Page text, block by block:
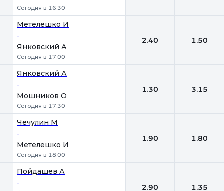
Сегодня в 16:30
Метелешко И
-
Янковский А
Сегодня в 17:00
2.40 1.50
Янковский А
-
Мошников О
Сегодня в 17:30
1.30 3.15
Чечулин М
-
Метелешко И
Сегодня в 18:00
1.90 1.80
Пойдашев А
- 2.90 1.35